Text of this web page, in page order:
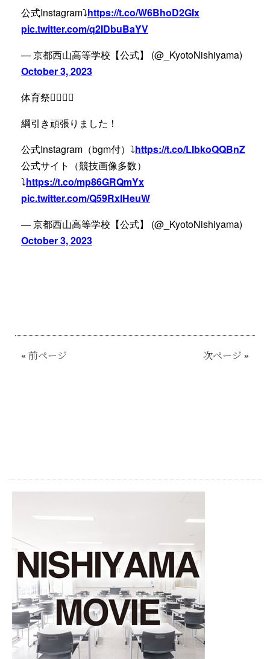
公式Instagram⤵️https://t.co/W6BhoD2GIx
pic.twitter.com/q2IDbuBaYV
— 京都西山高等学校【公式】 (@_KyotoNishiyama)
October 3, 2023
体育祭🏃‍♀️🏃‍♂️
綱引き頑張りました！
公式Instagram（bgm付）⤵️https://t.co/LIbkoQQBnZ
公式サイト（競技画像多数）
⤵️https://t.co/mp86GRQmYx
pic.twitter.com/Q59RxIHeuW
— 京都西山高等学校【公式】 (@_KyotoNishiyama)
October 3, 2023
« 前ページ 次ページ »